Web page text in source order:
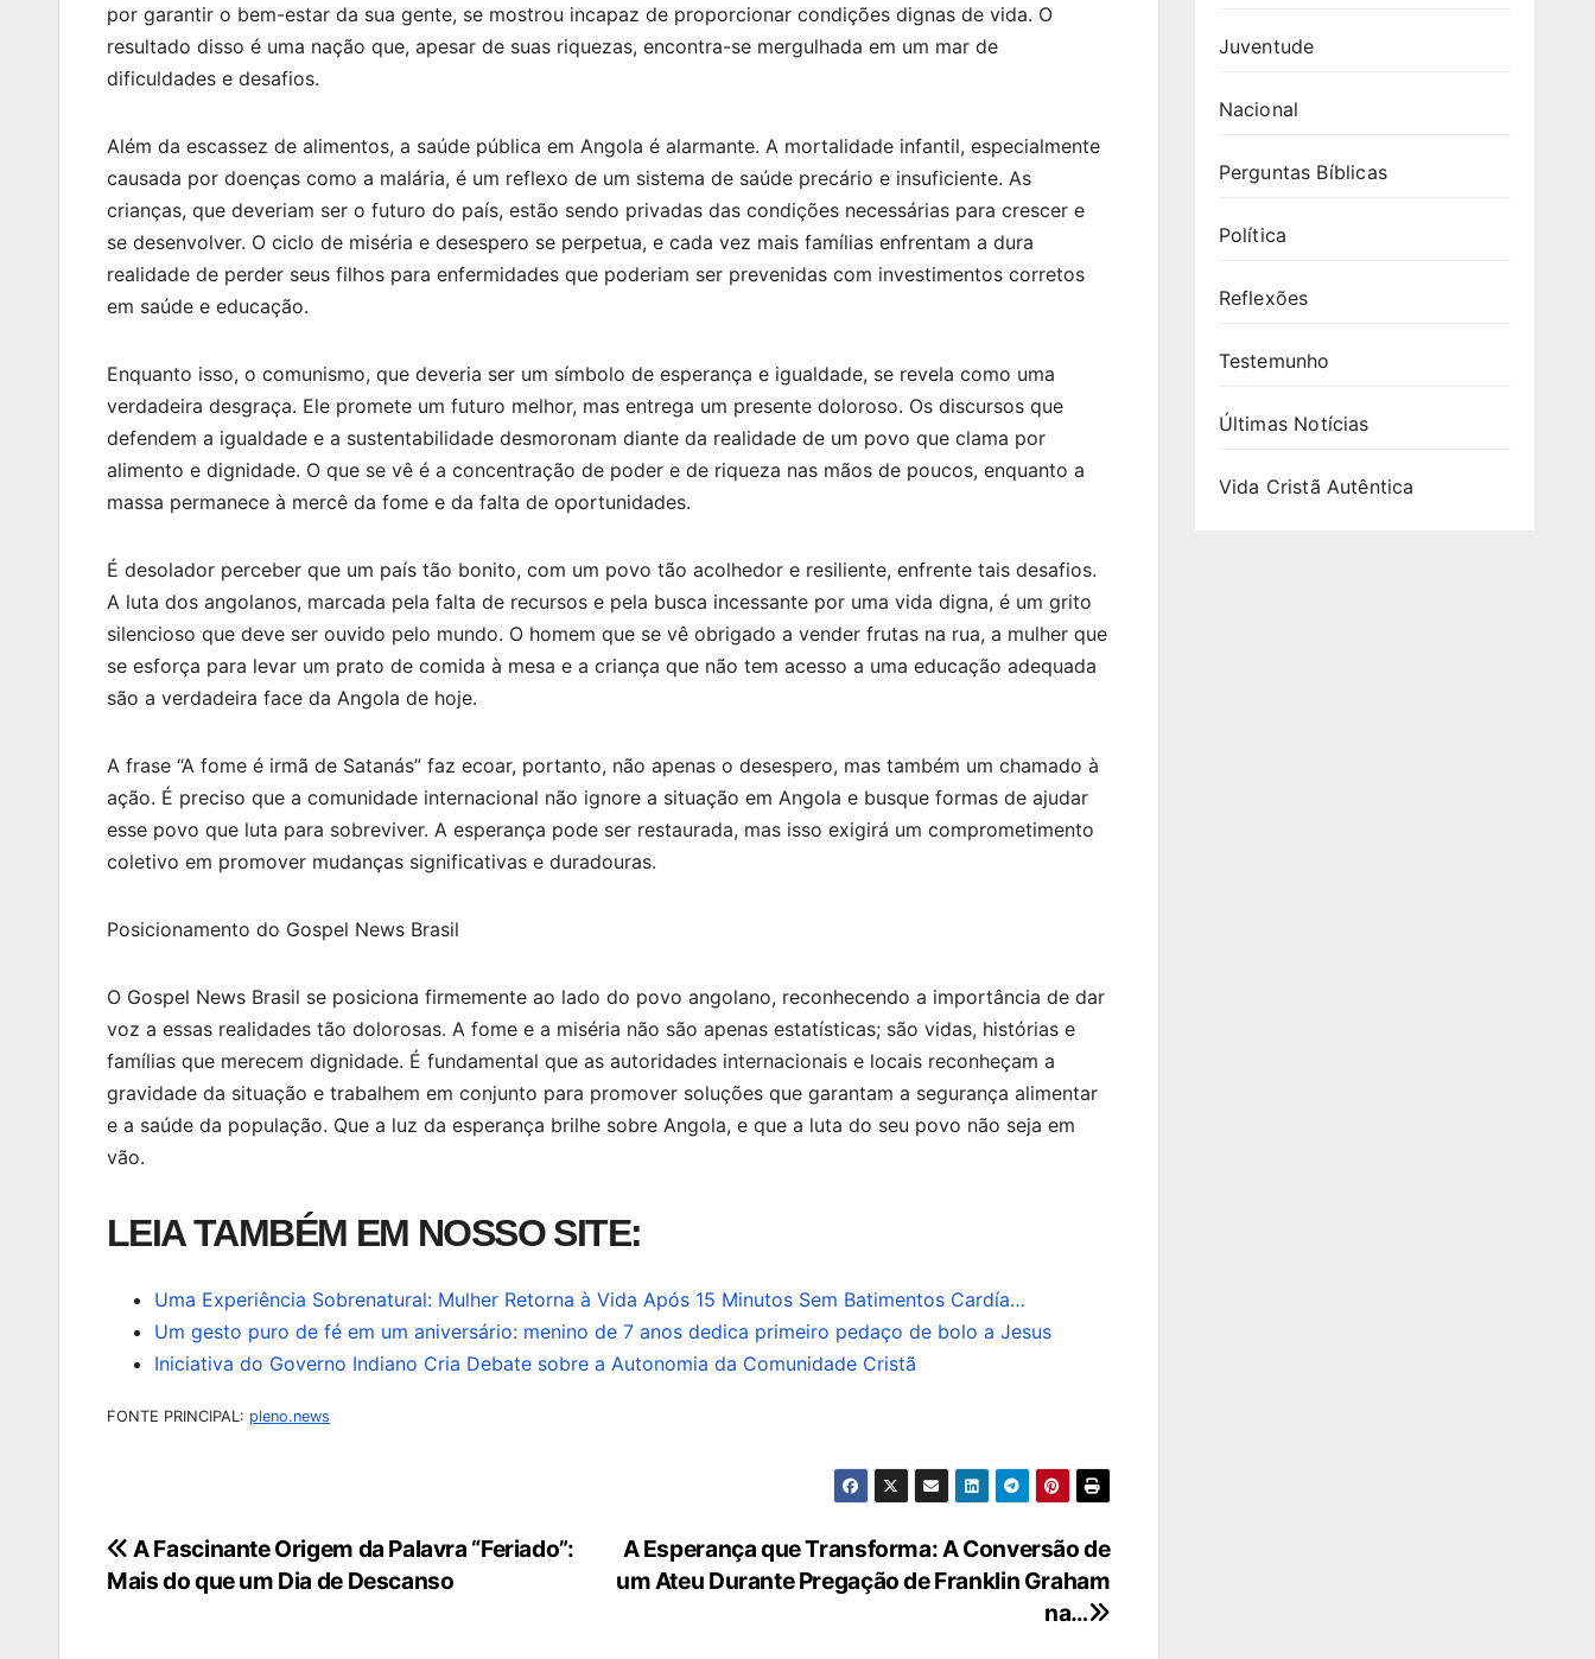
por garantir o bem-estar da sua gente, se mostrou incapaz de proporcionar condições dignas de vida. O
resultado disso é uma nação que, apesar de suas riquezas, encontra-se mergulhada em um mar de
dificuldades e desafios.
Além da escassez de alimentos, a saúde pública em Angola é alarmante. A mortalidade infantil, especialmente
causada por doenças como a malária, é um reflexo de um sistema de saúde precário e insuficiente. As
crianças, que deveriam ser o futuro do país, estão sendo privadas das condições necessárias para crescer e
se desenvolver. O ciclo de miséria e desespero se perpetua, e cada vez mais famílias enfrentam a dura
realidade de perder seus filhos para enfermidades que poderiam ser prevenidas com investimentos corretos
em saúde e educação.
Enquanto isso, o comunismo, que deveria ser um símbolo de esperança e igualdade, se revela como uma
verdadeira desgraça. Ele promete um futuro melhor, mas entrega um presente doloroso. Os discursos que
defendem a igualdade e a sustentabilidade desmoronam diante da realidade de um povo que clama por
alimento e dignidade. O que se vê é a concentração de poder e de riqueza nas mãos de poucos, enquanto a
massa permanece à mercê da fome e da falta de oportunidades.
É desolador perceber que um país tão bonito, com um povo tão acolhedor e resiliente, enfrente tais desafios.
A luta dos angolanos, marcada pela falta de recursos e pela busca incessante por uma vida digna, é um grito
silencioso que deve ser ouvido pelo mundo. O homem que se vê obrigado a vender frutas na rua, a mulher que
se esforça para levar um prato de comida à mesa e a criança que não tem acesso a uma educação adequada
são a verdadeira face da Angola de hoje.
A frase “A fome é irmã de Satanás” faz ecoar, portanto, não apenas o desespero, mas também um chamado à
ação. É preciso que a comunidade internacional não ignore a situação em Angola e busque formas de ajudar
esse povo que luta para sobreviver. A esperança pode ser restaurada, mas isso exigirá um comprometimento
coletivo em promover mudanças significativas e duradouras.
Posicionamento do Gospel News Brasil
O Gospel News Brasil se posiciona firmemente ao lado do povo angolano, reconhecendo a importância de dar
voz a essas realidades tão dolorosas. A fome e a miséria não são apenas estatísticas; são vidas, histórias e
famílias que merecem dignidade. É fundamental que as autoridades internacionais e locais reconheçam a
gravidade da situação e trabalhem em conjunto para promover soluções que garantam a segurança alimentar
e a saúde da população. Que a luz da esperança brilhe sobre Angola, e que a luta do seu povo não seja em
vão.
LEIA TAMBÉM EM NOSSO SITE:
Uma Experiência Sobrenatural: Mulher Retorna à Vida Após 15 Minutos Sem Batimentos Cardía…
Um gesto puro de fé em um aniversário: menino de 7 anos dedica primeiro pedaço de bolo a Jesus
Iniciativa do Governo Indiano Cria Debate sobre a Autonomia da Comunidade Cristã
FONTE PRINCIPAL: pleno.news
Navegação
A Esperança que Transforma: A Conversão de
um Ateu Durante Pregação de Franklin Graham
na…
A Fascinante Origem da Palavra “Feriado”:
Mais do que um Dia de Descanso
Juventude
Nacional
Perguntas Bíblicas
Política
Reflexões
Testemunho
Últimas Notícias
Vida Cristã Autêntica